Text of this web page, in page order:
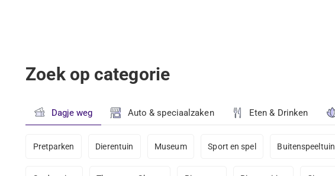
Zoek op categorie
Dagje weg Auto & speciaalzaken Eten & Drinken
Pretparken Dierentuin Museum Sport en spel Buitenspeeltuin